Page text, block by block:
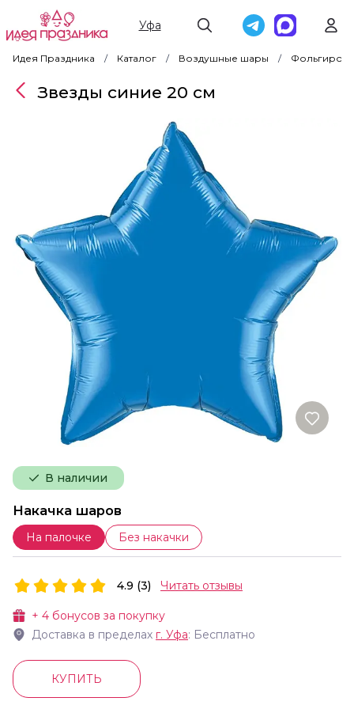
Уфа
Идея Праздника Каталог Воздушные шары
В наличии
Накачка шаров
На палочке Без накачки
Звезды синие 20 см
+ 4 бонусов за покупку
Доставка в пределах г. Уфа: Бесплатно
4.9 (3) Читать отзывы
КУПИТЬ